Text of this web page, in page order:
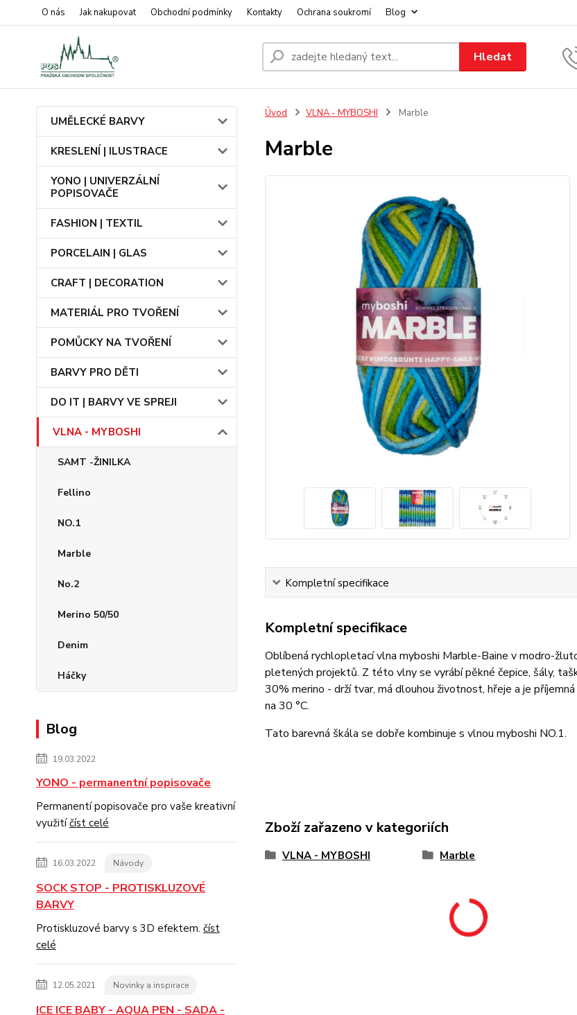
O nás Jak nakupovat Obchodní podmínky Kontakty Ochrana soukromí Blog
Hledat
UMĚLECKÉ BARVY
KRESLENÍ | ILUSTRACE
YONO | UNIVERZÁLNÍ
POPISOVAČE
FASHION | TEXTIL
PORCELAIN | GLAS
CRAFT | DECORATION
MATERIÁL PRO TVOŘENÍ
POMŮCKY NA TVOŘENÍ
BARVY PRO DĚTI
DO IT | BARVY VE SPREJI
VLNA - MYBOSHI
SAMT -ŽINILKA
Fellino
NO.1
Marble
No.2
Merino 50/50
Denim
Háčky
Blog
19.03.2022
YONO - permanentní popisovače
Permanentí popisovače pro vaše kreativní
využitíčíst celé
16.03.2022 Návody
SOCK STOP - PROTISKLUZOVÉ
BARVY
Protiskluzové barvy s 3D efektem. číst
celé
12.05.2021 Novinky a inspirace
ICE ICE BABY - AQUA PEN - SADA -
Úvod VLNA - MYBOSHI Marble
Marble
Kompletní specifikace
Kompletní specifikace
Oblíbená rychlopletací vlna myboshi Marble-Baine v modro-
pletených projektů. Z této vlny se vyrábí pěkné čepice, šály,
30% merino - drží tvar, má dlouhou životnost, hřeje a je
na 30 °C.
Tato barevná škála se dobře kombinuje s vlnou myboshi NO.1.
Zboží zařazeno v kategoriích
VLNA - MYBOSHI Marble